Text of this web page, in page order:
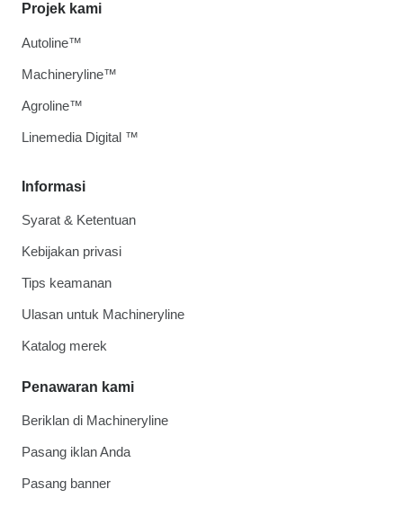
Informasi
Syarat & Ketentuan
Kebijakan privasi
Tips keamanan
Ulasan untuk Machineryline
Katalog merek
Penawaran kami
Beriklan di Machineryline
Pasang iklan Anda
Pasang banner
Projek kami
Autoline™
Machineryline™
Agroline™
Linemedia Digital ™